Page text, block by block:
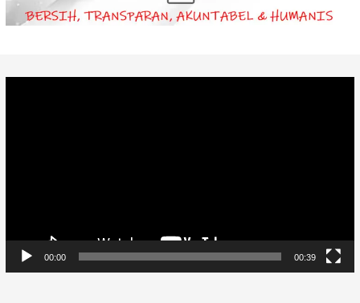
00:00 00:39